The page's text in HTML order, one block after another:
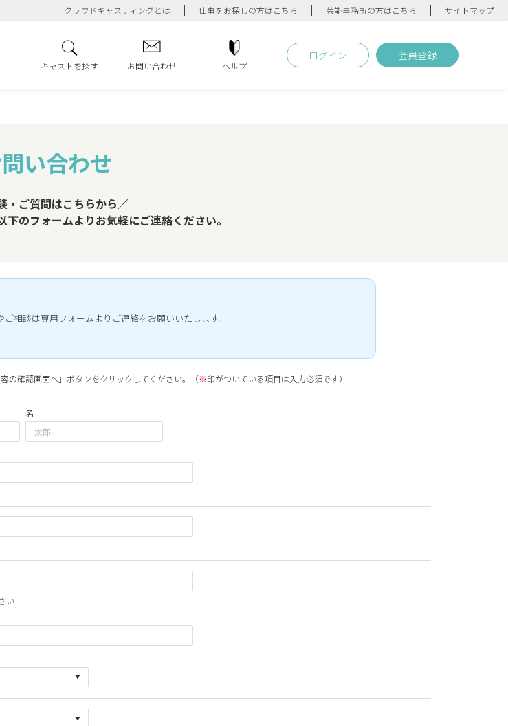
クラウドキャスティングとは 仕事をお探しの方はこちら 芸能事務所の方はこちら サイトマップ
キャストを探す お問い合わせ ヘルプ
ログイン 会員登録
い合わせ
・ご質問はこちらから／
のフォームよりお気軽にご連絡ください。
相談は専用フォームよりご連絡をお願いいたします。
の確認画面へ」ボタンをクリックしてください。（※印がついている項目は入力必須です）
名
い